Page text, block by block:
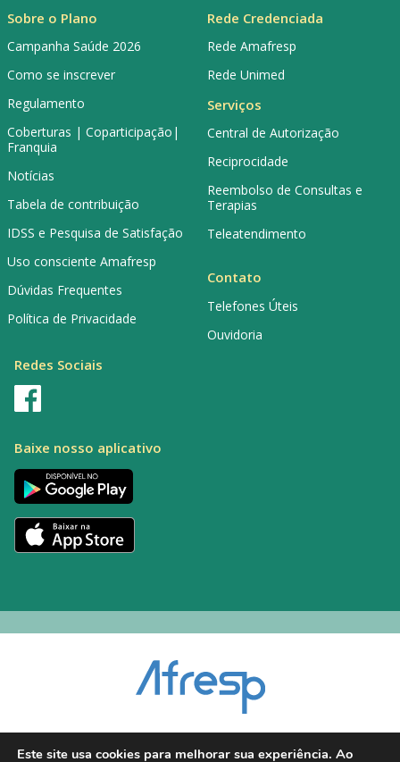
Sobre o Plano
Campanha Saúde 2026
Como se inscrever
Regulamento
Coberturas | Coparticipação|
Franquia
Notícias
Tabela de contribuição
IDSS e Pesquisa de Satisfação
Uso consciente Amafresp
Dúvidas Frequentes
Política de Privacidade
Rede Credenciada
Rede Amafresp
Rede Unimed
Serviços
Central de Autorização
Reciprocidade
Reembolso de Consultas e
Terapias
Teleatendimento
Contato
Telefones Úteis
Ouvidoria
Redes Sociais
Baixe nosso aplicativo
dpo@afresp.org.br
Este site usa cookies para melhorar sua experiência. Ao